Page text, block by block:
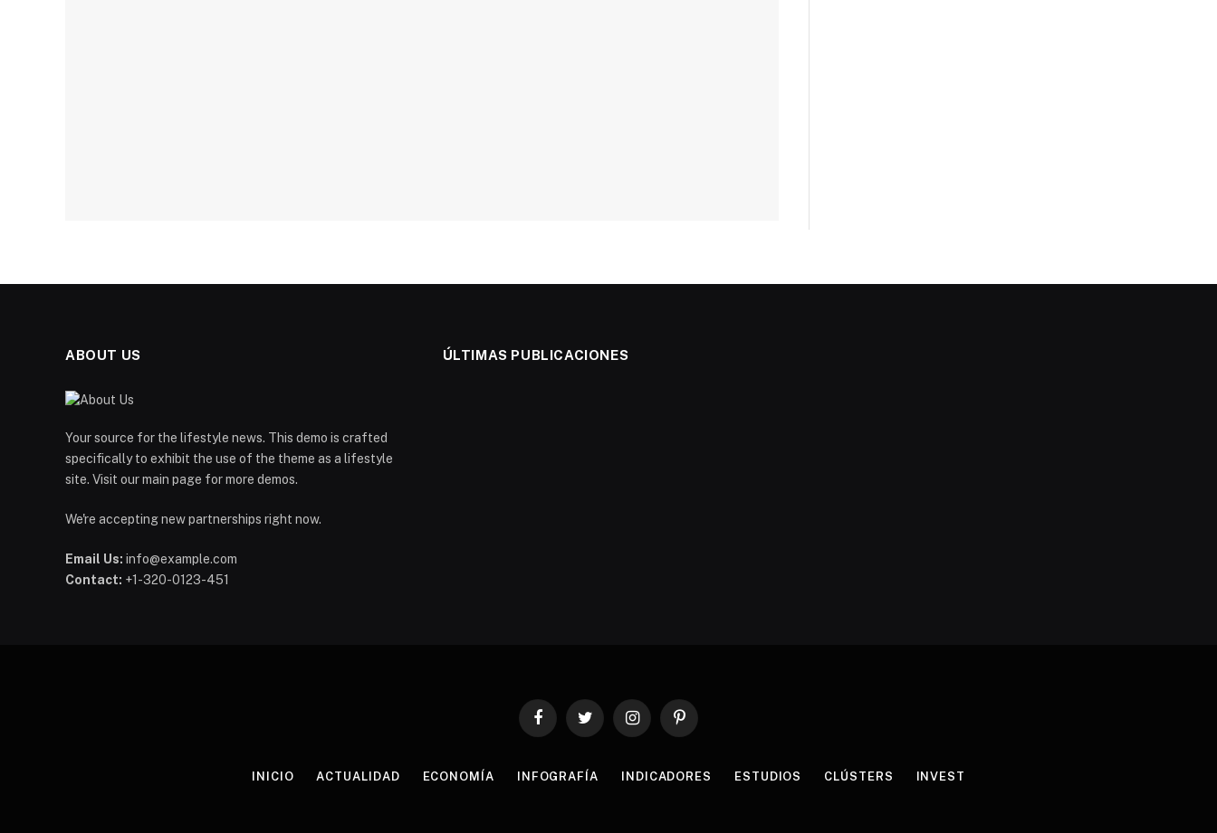
ABOUT US
Your source for the lifestyle news. This demo is crafted
specifically to exhibit the use of the theme as a lifestyle
site. Visit our main page for more demos.
We're accepting new partnerships right now.
Email Us: info@example.com
Contact: +1-320-0123-451
ÚLTIMAS PUBLICACIONES
FacebookTwitter InstagramPinterest
INICIO ACTUALIDAD ECONOMÍA INFOGRAFÍA INDICADORES ESTUDIOS CLÚSTERS INVEST